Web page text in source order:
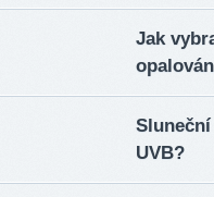
Jak
UVB?